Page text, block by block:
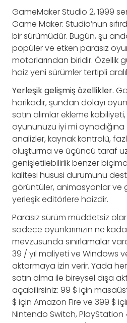
GameMaker Studio 2, 1999
Game Maker: Studio’nun
bir sürümüdür. Bugün, şu
popüler ve etken parasız
motorlarından biridir. Özellik
haiz yeni sürümler tertipli
Yerleşik gelişmiş özellikler.
harikadır, şundan dolayı
satın alımlar ekleme
oyununuzu iyi mi
analizler, kaynak kontrolü,
oluşturma ve üçüncü taraf
genişletilebilirlik benzer
kalitesi hususi durumunu
görüntüler, animasyonlar ve
yerleşik editörlere haizdir.
Parasız sürüm müddetsiz
sadece oyunlarınızın ne
mevzusunda sınırlamalar
39 / yıl maliyeti ve Windows
aktarmaya izin verir. Yada her
satın alma ile bireysel dışa
açabilirsiniz: 99 $ için
$ için Amazon Fire ve 399 $
Nintendo Switch, PlayStation